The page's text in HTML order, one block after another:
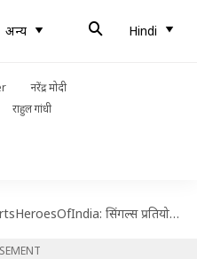
अन्य Hindi
नरेंद्र मोदी
राहुल गांधी
सिंगल्स प्रतियोगिता में पहला ओलंपिक पदक जीता, लेकिन परिवार झेल रहा गरीबी का दंश